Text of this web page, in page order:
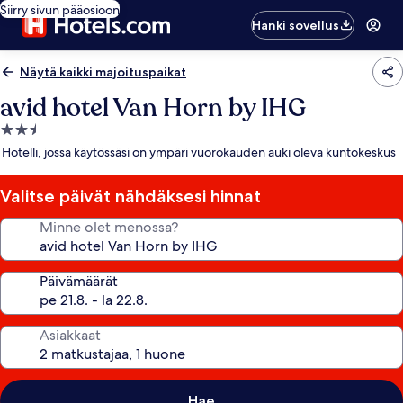
Siirry sivun pääosioon
Hanki sovellus
Näytä kaikki majoituspaikat
avid hotel Van Horn by IHG
2.5
tähden
Hotelli, jossa käytössäsi on ympäri vuorokauden auki oleva kuntokeskus
Valitse päivät nähdäksesi hinnat
Minne olet menossa?
Päivämäärät
Asiakkaat